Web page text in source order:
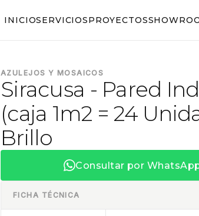
INICIOSERVICIOSPROYECTOS
AZULEJOS Y MOSAICOS
Siracusa - Pared
(caja 1m2 = 24
Brillo
Consultar por
FICHA TÉCNICA